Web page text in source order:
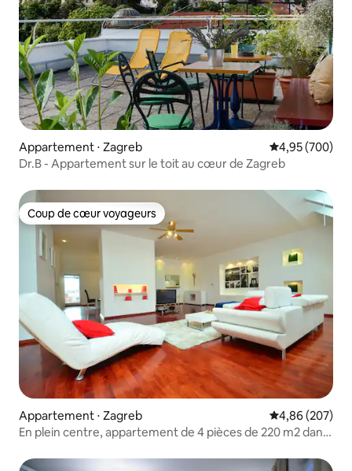
Appartement ⋅ Zagreb Évaluation
4,95 (700)
Dr.B - Appartement sur le toit au cœur de Zagreb
Coup de cœur voyageurs
Coup de cœur voyageurs
Appartement ⋅ Zagreb Évaluation
4,86 (207)
En plein centre, appartement de 4 pièces de 220 m2 dans